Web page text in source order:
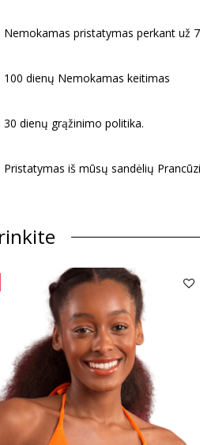
Nemokamas pristatymas perkant už
100 dienų Nemokamas keitimas
30 dienų grąžinimo politika.
Pristatymas iš mūsų sandėlių